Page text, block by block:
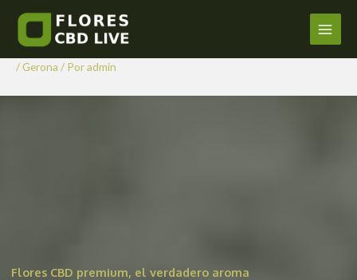
contenido
Main
Comprar Flores CBD en Vila-
sacra
/Gerona / Poradmin
Flores CBD premium, el verdadero aroma